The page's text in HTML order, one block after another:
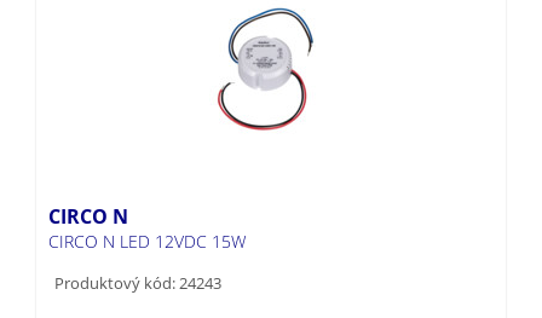
CIRCO N
CIRCO N LED 12VDC 15W
Produktový kód: 24243